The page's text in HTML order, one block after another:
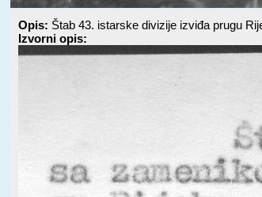
Opis: Štab 43. istarske divizije izviđa prugu
Izvorni opis: